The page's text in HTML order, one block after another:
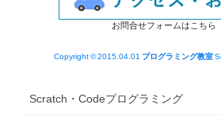
お問合せフォームはこち
Copyright © 2015.04.01 プログラミング教室
Scratch・Codeプログラミング